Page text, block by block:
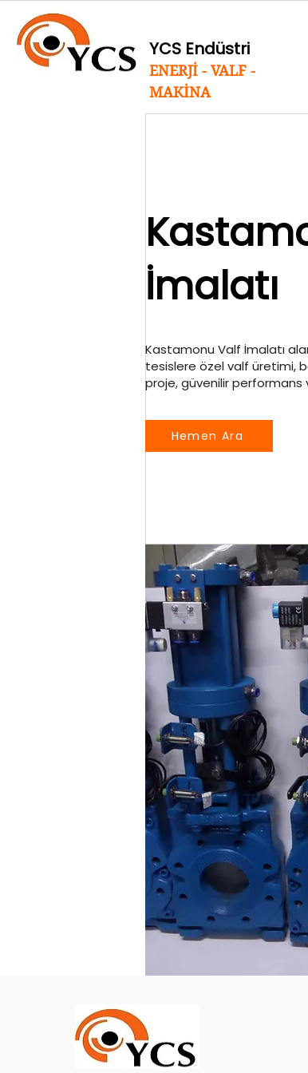
YCS Endüstri
ENERJİ - VALF -
MAKİNA
İmalatı
Kastamonu Valf İmalatı
tesislere özel valf üretimi,
proje, güvenilir performans
Hemen Ara